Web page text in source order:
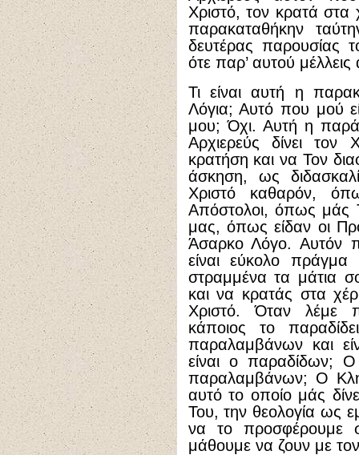
Χριστό, τον κρατά στα
παρακαταθήκην
δευτέρας παρουσίας
ότε παρ’ αυτού μέλλεις
Τι είναι αυτή η
Λόγια; Αυτό που μού
μου; Όχι. Αυτή η
Αρχιερεύς δίνει
κρατήση και να Τον
άσκηση, ως
Χριστό καθαρόν,
Απόστολοι, όπως μάς
μας, όπως είδαν οι
Άσαρκο Λόγο. Αυτόν
είναι εύκολο
στραμμένα τα μάτια
και να κρατάς στα
Χριστό. Όταν λέμε
κάποιος το
παραλαμβάνων και
είναι ο παραδίδων; Ο
παραλαμβάνων; Ο
αυτό το οποίο μάς
Του, την θεολογία ως
να το προσφέρουμε
μάθουμε να ζουν με